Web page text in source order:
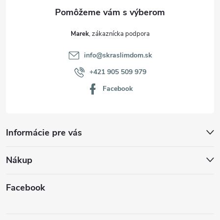
Informácie pre vás
Nákup
Marek
info@skraslimdom.sk
+421 905 509 979
Facebook
Facebook